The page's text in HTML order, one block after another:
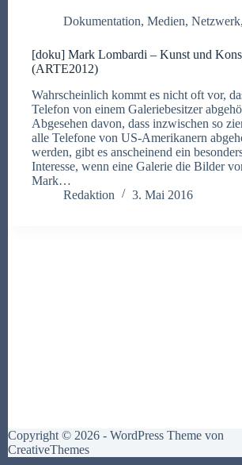
Dokumentation, Medien, Netzwerk,
[doku] Mark Lombardi – Kunst und
(ARTE2012)
Wahrscheinlich kommt es nicht oft vor,
Telefon von einem Galeriebesitzer
Abgesehen davon, dass inzwischen so
alle Telefone von US-Amerikanern
werden, gibt es anscheinend ein
Interesse, wenn eine Galerie die Bilder
Mark…
Redaktion
3. Mai 2016
Copyright © 2026 - WordPress Theme von
CreativeThemes